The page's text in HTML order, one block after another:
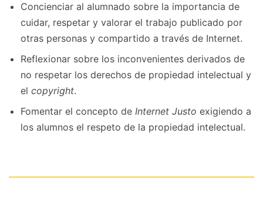
Concienciar al alumnado sobre la importancia de
cuidar, respetar y valorar el trabajo publicado por
otras personas y compartido a través de Internet.
Reflexionar sobre los inconvenientes derivados de
no respetar los derechos de propiedad intelectual y
el copyright.
Fomentar el concepto de Internet Justo exigiendo a
los alumnos el respeto de la propiedad intelectual.